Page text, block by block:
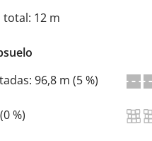
total: 12 m
96,8 m (5 %)
%)